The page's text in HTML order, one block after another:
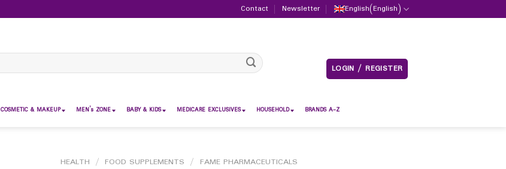
Contact Newsletter English(English)
LOGIN / REGISTER
COSMETIC & MAKEUP MEN’s ZONE BABY & KIDS MEDICARE EXCLUSIVES HOUSEHOLD BRANDS A-Z
HEALTH / FOOD SUPPLEMENTS / FAME PHARMACEUTICALS